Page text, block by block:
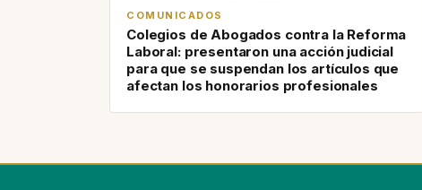
COMUNICADOS
Colegios de Abogados contra la Reforma
Laboral: presentaron una acción judicial
para que se suspendan los artículos que
afectan los honorarios profesionales